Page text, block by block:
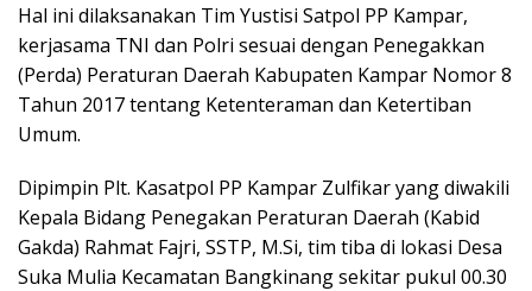
Hal ini dilaksanakan Tim Yustisi Satpol PP Kampar,
kerjasama TNI dan Polri sesuai dengan Penegakkan
(Perda) Peraturan Daerah Kabupaten Kampar Nomor 8
Tahun 2017 tentang Ketenteraman dan Ketertiban
Umum.
Dipimpin Plt. Kasatpol PP Kampar Zulfikar yang diwakili
Kepala Bidang Penegakan Peraturan Daerah (Kabid
Gakda) Rahmat Fajri, SSTP, M.Si, tim tiba di lokasi Desa
Suka Mulia Kecamatan Bangkinang sekitar pukul 00.30